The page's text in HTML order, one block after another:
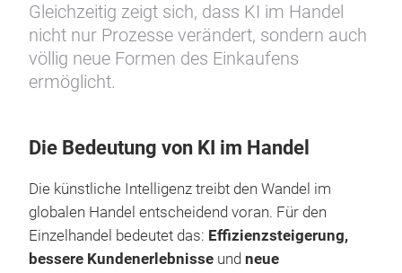
Gleichzeitig zeigt sich, dass KI im Handel
nicht nur Prozesse verändert, sondern auch
völlig neue Formen des Einkaufens
ermöglicht.
Die Bedeutung von KI im Handel
Die künstliche Intelligenz treibt den Wandel im
globalen Handel entscheidend voran. Für den
Einzelhandel bedeutet das: Effizienzsteigerung,
bessere Kundenerlebnisse und neue